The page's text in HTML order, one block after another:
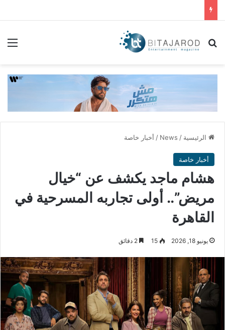
بحث عن
الرئيسية /
News
/ أخبار خاصة
أخبار خاصة
هشام ماجد يكشف عن “خيال
مريض”.. أولى تجاربه المسرحية في
القاهرة
يونيو 18, 2026 15